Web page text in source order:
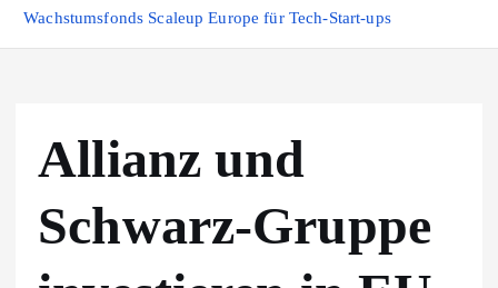
Wachstumsfonds Scaleup Europe für Tech-Start-ups
Allianz und
Schwarz-Gruppe